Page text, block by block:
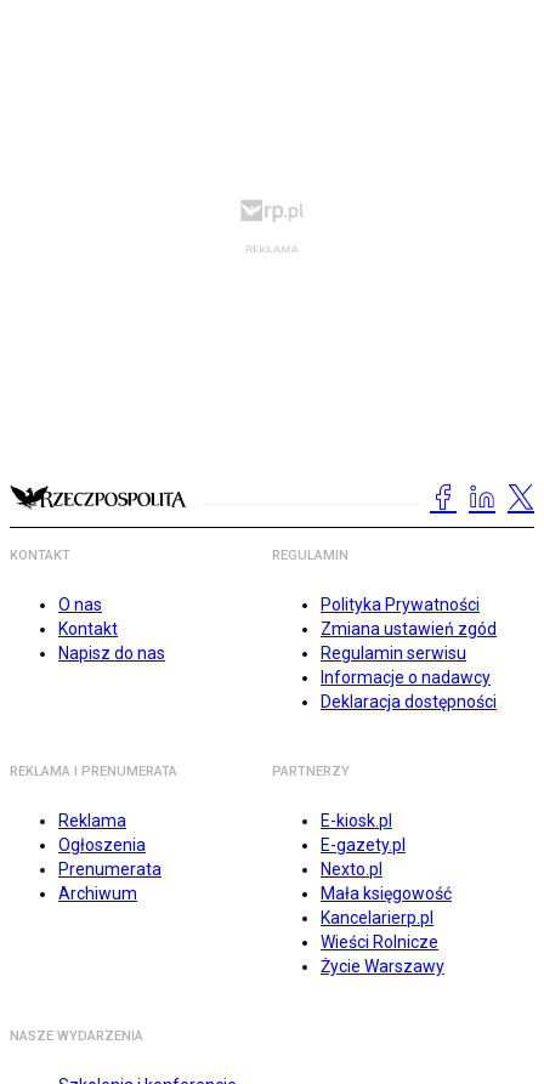
KONTAKT
O nas
Kontakt
Napisz do nas
REGULAMIN
Polityka Prywatności
Zmiana ustawień zgód
Regulamin serwisu
Informacje o nadawcy
Deklaracja dostępności
REKLAMA I PRENUMERATA
Reklama
Ogłoszenia
Prenumerata
Archiwum
PARTNERZY
E-kiosk.pl
E-gazety.pl
Nexto.pl
Mała księgowość
Kancelarierp.pl
Wieści Rolnicze
Życie Warszawy
NASZE WYDARZENIA